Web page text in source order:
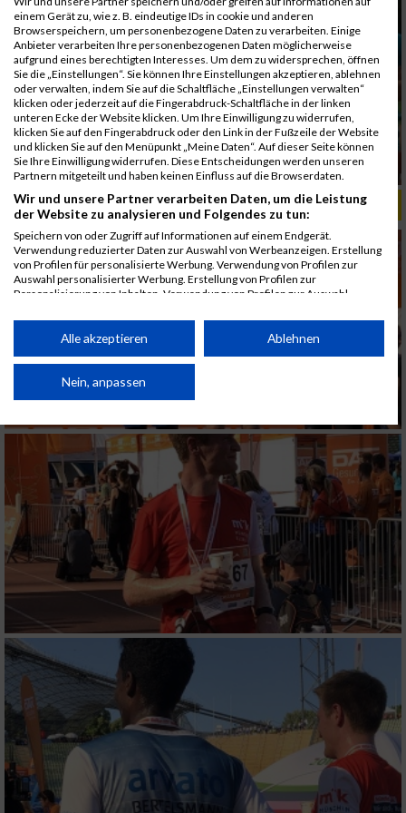
ALBUM B2RUN MÜNCHEN, B2RUN / 16.07.2019
einem Gerät zu, wie z. B. eindeutige IDs in cookie und anderen
Browserspeichern, um personenbezogene Daten zu verarbeiten. Einige
Anbieter verarbeiten Ihre personenbezogenen Daten möglicherweise
aufgrund eines berechtigten Interesses. Um dem zu widersprechen, öffnen
Sie die „Einstellungen“. Sie können Ihre Einstellungen akzeptieren, ablehnen
oder verwalten, indem Sie auf die Schaltfläche „Einstellungen verwalten“
klicken oder jederzeit auf die Fingerabdruck-Schaltfläche in der linken
unteren Ecke der Website klicken. Um Ihre Einwilligung zu widerrufen,
klicken Sie auf den Fingerabdruck oder den Link in der Fußzeile der Website
und klicken Sie auf den Menüpunkt „Meine Daten“. Auf dieser Seite können
Sie Ihre Einwilligung widerrufen. Diese Entscheidungen werden unseren
Partnern mitgeteilt und haben keinen Einfluss auf die Browserdaten.
Wir und unsere Partner verarbeiten Daten, um die Leistung
der Website zu analysieren und Folgendes zu tun:
Speichern von oder Zugriff auf Informationen auf einem Endgerät.
Verwendung reduzierter Daten zur Auswahl von Werbeanzeigen. Erstellung
von Profilen für personalisierte Werbung. Verwendung von Profilen zur
Auswahl personalisierter Werbung. Erstellung von Profilen zur
Personalisierung von Inhalten. Verwendung von Profilen zur Auswahl
Performance von Inhalten. Analyse von Zielgruppen durch Statistiken oder
Kombinationen von Daten aus verschiedenen Quellen. Entwicklung und
von Inhalten.
Daten können außerhalb der Europäischen Union weitergegeben und in die
Website/App.
Partnerliste anzeigen (1 IAB-Anbieter)
Wir nutzen Ihre Daten für folgende Zwecke:
IAB-Verarbeitungszwecke:
Speichern von oder Zugriff auf Informationen
auf einem Endgerät
Verwendung reduzierter Daten zur Auswahl
Erstellung von Profilen für personalisierte
Werbung
Verwendung von Profilen zur Auswahl
personalisierter Werbung
Erstellung von Profilen zur Personalisierung
von Inhalten
Alle akzeptieren Ablehnen
Nein, anpassen